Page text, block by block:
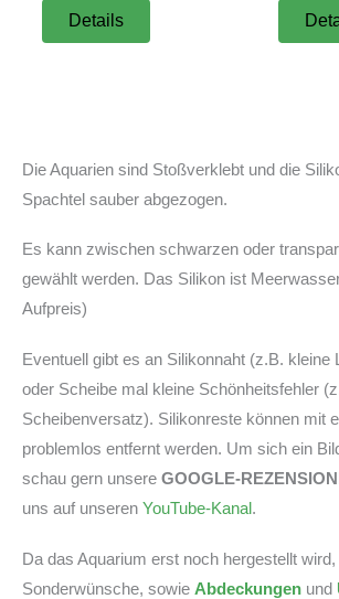
war:
82,99 €
Details
Die Aquarien sind Stoßverklebt und die
Spachtel sauber abgezogen.
Es kann zwischen schwarzen oder
gewählt werden. Das Silikon ist
Aufpreis)
Eventuell gibt es an Silikonnaht (z.B. kleine
oder Scheibe mal kleine Schönheitsfehler
Scheibenversatz). Silikonreste können mit
problemlos entfernt werden. Um sich ein
schau gern unsere GOOGLE-
uns auf unseren YouTube-Kanal.
Da das Aquarium erst noch hergestellt
Sonderwünsche, sowie Abdeckungen und